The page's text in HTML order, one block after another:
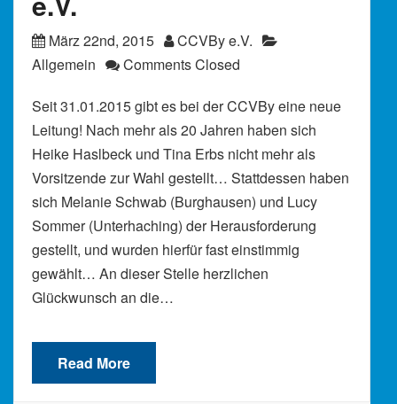
März 22nd, 2015
CCVBy e.V.
Allgemein
Comments Closed
Seit 31.01.2015 gibt es bei der CCVBy eine neue
Leitung! Nach mehr als 20 Jahren haben sich
Heike Haslbeck und Tina Erbs nicht mehr als
Vorsitzende zur Wahl gestellt… Stattdessen haben
sich Melanie Schwab (Burghausen) und Lucy
Sommer (Unterhaching) der Herausforderung
gestellt, und wurden hierfür fast einstimmig
gewählt… An dieser Stelle herzlichen
Glückwunsch an die…
Read More